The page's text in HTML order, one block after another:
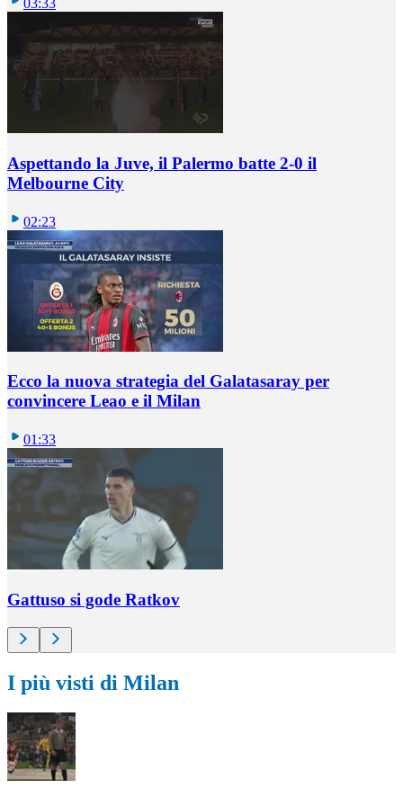
03:33
Aspettando la Juve, il Palermo batte 2-0 il
Melbourne City
02:23
Ecco la nuova strategia del Galatasaray per
convincere Leao e il Milan
01:33
Gattuso si gode Ratkov
I più visti di Milan